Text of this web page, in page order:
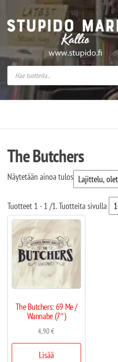
Stupido Market –
The Butchers
Näytetään ainoa tulos
Tuotteet 1 - 1 /1. Tuotteita sivulla
The Butchers: 69 Me /
Wannabe (7″)
4,90€
Lisää